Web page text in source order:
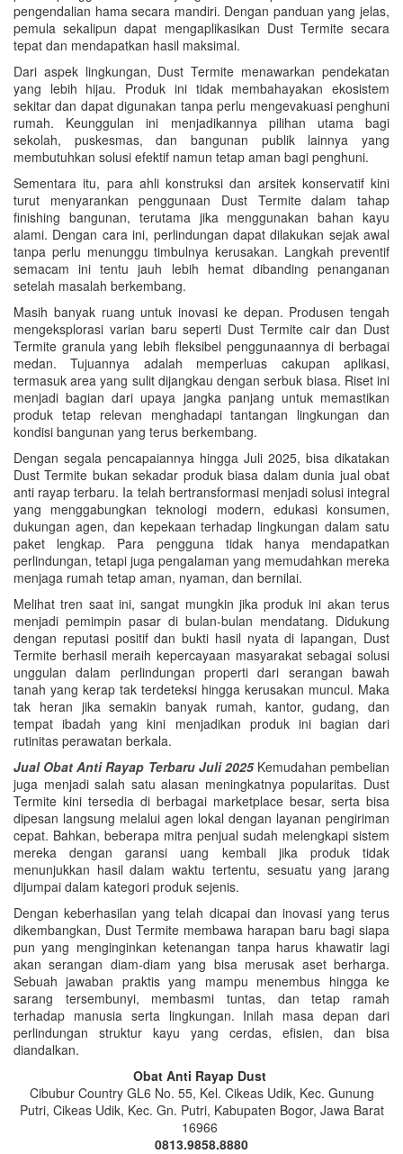
pengendalian hama secara mandiri. Dengan panduan yang jelas,
pemula sekalipun dapat mengaplikasikan Dust Termite secara
tepat dan mendapatkan hasil maksimal.
Dari aspek lingkungan, Dust Termite menawarkan pendekatan
yang lebih hijau. Produk ini tidak membahayakan ekosistem
sekitar dan dapat digunakan tanpa perlu mengevakuasi penghuni
rumah. Keunggulan ini menjadikannya pilihan utama bagi
sekolah, puskesmas, dan bangunan publik lainnya yang
membutuhkan solusi efektif namun tetap aman bagi penghuni.
Sementara itu, para ahli konstruksi dan arsitek konservatif kini
turut menyarankan penggunaan Dust Termite dalam tahap
finishing bangunan, terutama jika menggunakan bahan kayu
alami. Dengan cara ini, perlindungan dapat dilakukan sejak awal
tanpa perlu menunggu timbulnya kerusakan. Langkah preventif
semacam ini tentu jauh lebih hemat dibanding penanganan
setelah masalah berkembang.
Masih banyak ruang untuk inovasi ke depan. Produsen tengah
mengeksplorasi varian baru seperti Dust Termite cair dan Dust
Termite granula yang lebih fleksibel penggunaannya di berbagai
medan. Tujuannya adalah memperluas cakupan aplikasi,
termasuk area yang sulit dijangkau dengan serbuk biasa. Riset ini
menjadi bagian dari upaya jangka panjang untuk memastikan
produk tetap relevan menghadapi tantangan lingkungan dan
kondisi bangunan yang terus berkembang.
Dengan segala pencapaiannya hingga Juli 2025, bisa dikatakan
Dust Termite bukan sekadar produk biasa dalam dunia jual obat
anti rayap terbaru. Ia telah bertransformasi menjadi solusi integral
yang menggabungkan teknologi modern, edukasi konsumen,
dukungan agen, dan kepekaan terhadap lingkungan dalam satu
paket lengkap. Para pengguna tidak hanya mendapatkan
perlindungan, tetapi juga pengalaman yang memudahkan mereka
menjaga rumah tetap aman, nyaman, dan bernilai.
Melihat tren saat ini, sangat mungkin jika produk ini akan terus
menjadi pemimpin pasar di bulan-bulan mendatang. Didukung
dengan reputasi positif dan bukti hasil nyata di lapangan, Dust
Termite berhasil meraih kepercayaan masyarakat sebagai solusi
unggulan dalam perlindungan properti dari serangan bawah
tanah yang kerap tak terdeteksi hingga kerusakan muncul. Maka
tak heran jika semakin banyak rumah, kantor, gudang, dan
tempat ibadah yang kini menjadikan produk ini bagian dari
rutinitas perawatan berkala.
Jual Obat Anti Rayap Terbaru Juli 2025Kemudahan pembelian
juga menjadi salah satu alasan meningkatnya popularitas. Dust
Termite kini tersedia di berbagai marketplace besar, serta bisa
dipesan langsung melalui agen lokal dengan layanan pengiriman
cepat. Bahkan, beberapa mitra penjual sudah melengkapi sistem
mereka dengan garansi uang kembali jika produk tidak
menunjukkan hasil dalam waktu tertentu, sesuatu yang jarang
dijumpai dalam kategori produk sejenis.
Dengan keberhasilan yang telah dicapai dan inovasi yang terus
dikembangkan, Dust Termite membawa harapan baru bagi siapa
pun yang menginginkan ketenangan tanpa harus khawatir lagi
akan serangan diam-diam yang bisa merusak aset berharga.
Sebuah jawaban praktis yang mampu menembus hingga ke
sarang tersembunyi, membasmi tuntas, dan tetap ramah
terhadap manusia serta lingkungan. Inilah masa depan dari
perlindungan struktur kayu yang cerdas, efisien, dan bisa
diandalkan.
Obat Anti Rayap Dust
Cibubur Country GL6 No. 55, Kel. Cikeas Udik, Kec. Gunung
Putri, Cikeas Udik, Kec. Gn. Putri, Kabupaten Bogor, Jawa Barat
16966
0813.9858.8880